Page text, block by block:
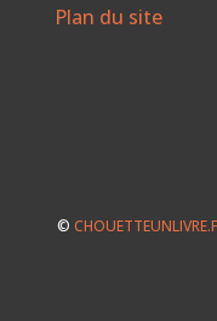
Plan du site
©